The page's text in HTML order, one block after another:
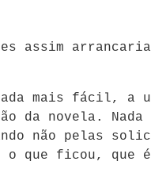
assim
mais fácil,
da novela.
não pelas
que ficou, que